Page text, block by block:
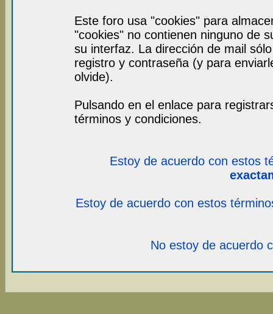
Este foro usa "cookies" para
"cookies" no contienen ninguno de
su interfaz. La dirección de mail
registro y contraseña (y para
olvide).
Pulsando en el enlace para
términos y condiciones.
Estoy de acuerdo con estos
Estoy de acuerdo con estos
No estoy de acuerdo